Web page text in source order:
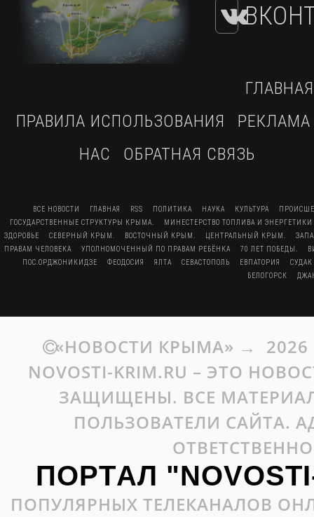
ГЛАВНАЯ
ПРАВИЛА ИСПОЛЬЗОВАНИЯ
РЕКЛАМА
НАС
ОБРАТНАЯ СВЯЗЬ
ВСЕ НОВОСТИ ГЛАВНАЯ RSS ПОЛИТИКА НАУКА КУЛЬТУРА
ГОСУДАРСТВЕННЫЕ СТРУКТУРЫ КРЫМА.
МИНЕСТЕРСТВО ТОПЛИВА И
ЗДОРОВЬЕ
СЕВЕРНЫЙ КРЫМ. ВОСТОЧНЫЙ КРЫМ. ЦЕНТРАЛЬНЫЙ КРЫМ.
ПРАВАМ ЧЕЛОВЕКА
УПОЛНОМОЧЕННЫЙ ПО ПРАВАМ РЕБЁНКА 70 ЛЕТ ПОБЕДЫ.
ПОС.ОРДЖОНИКИДЗЕ
ФЕОДОСИЯ ЯЛТА СЕВАСТОПОЛЬ ЕВПАТОРИЯ
СУДАК
БЕЛОГОРСК
«НОВОСТИ КРЫМА» → 2026
NOVOSTI-KRIM.RU – ЭТО
ЗАЩИЩЕНЫ. ВСЕ
ПОЛЬЗОВАТЕЛИ САЙТА.
ПОРТАЛ
ПОПУЛЯРНЫХ ТЕЛЕКАНАЛОВ